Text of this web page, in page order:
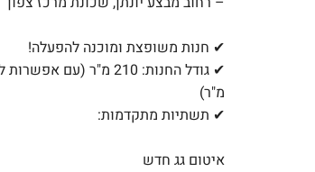
✔ חנות משופצת ומוכנה להפעלה!
מ"ר)
✔ תשתיות מתקדמות:
איטום גג חדש